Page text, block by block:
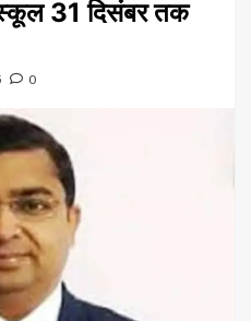
31 दिसंबर तक
0